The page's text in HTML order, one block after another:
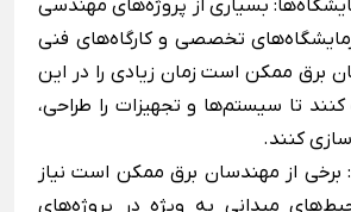
بسیاری از پروژه‌های مهندسی
تخصصی و کارگاه‌های فنی
برق ممکن است زمان زیادی را در این
تا سیستم‌ها و تجهیزات را طراحی،
کنند.
برخی از مهندسان برق ممکن است نیاز
میدانی به ویژه در پروژه‌های